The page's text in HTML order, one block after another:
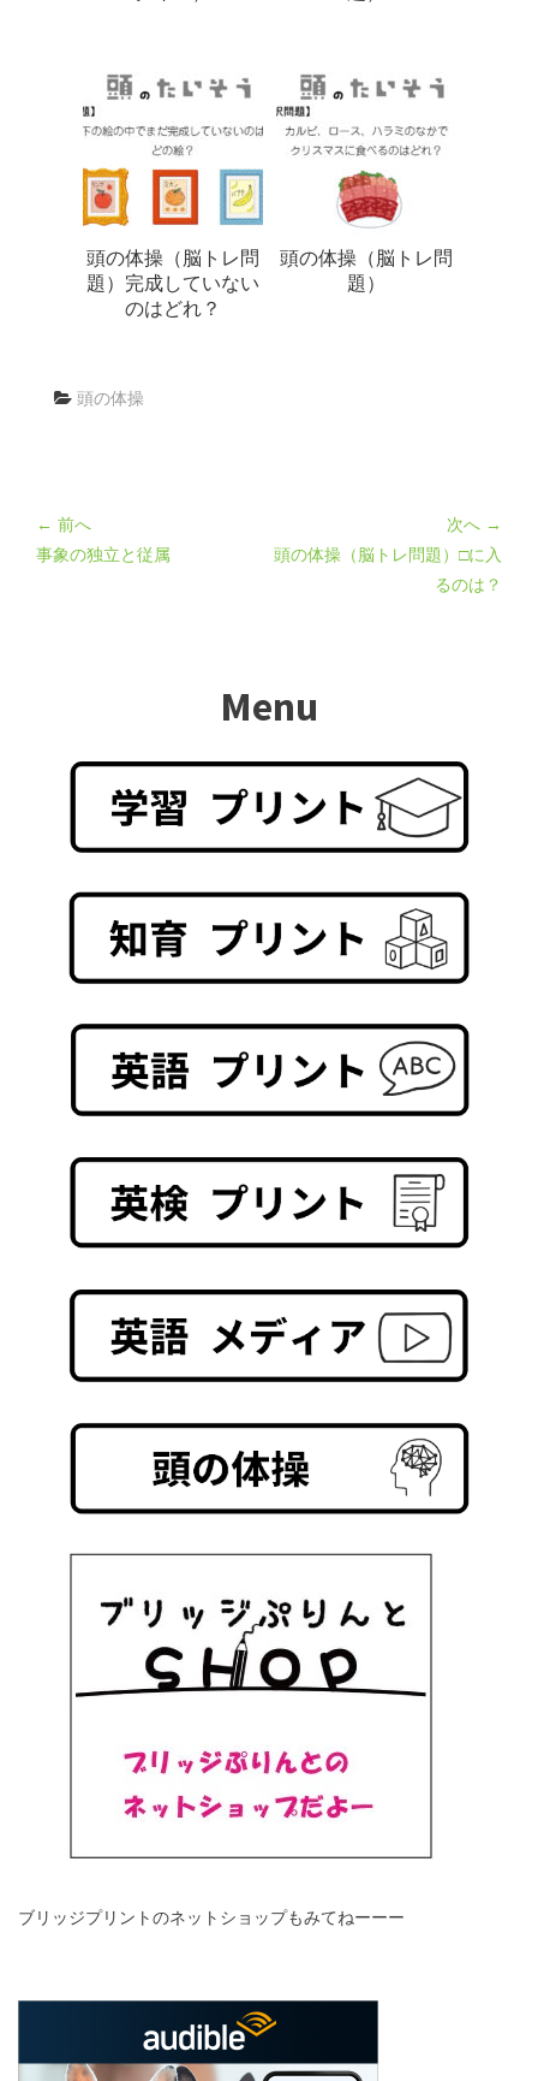
頭の体操（脳トレ問
題）完成していない
のはどれ？
頭の体操（脳トレ問
題）
頭の体操
← 前へ
事象の独立と従属
次へ →
頭の体操（脳トレ問題）□に入
るのは？
Menu
ブリッジプリントのネットショップもみてねーーー